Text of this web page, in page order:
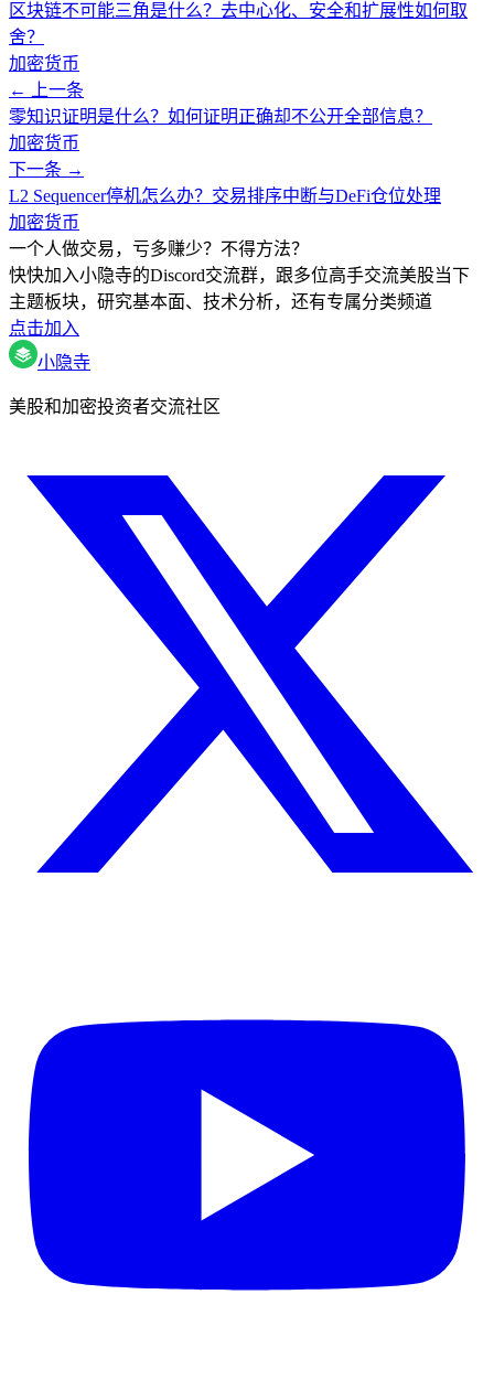
区块链不可能三角是什么？去中心化、安全和扩展性如何取
舍？
加密货币
← 上一条
零知识证明是什么？如何证明正确却不公开全部信息？
加密货币
下一条 →
L2 Sequencer停机怎么办？交易排序中断与DeFi仓位处理
加密货币
一个人做交易，亏多赚少？不得方法？
快快加入小隐寺的Discord交流群，跟多位高手交流美股当下
主题板块，研究基本面、技术分析，还有专属分类频道
点击加入
小隐寺
美股和加密投资者交流社区